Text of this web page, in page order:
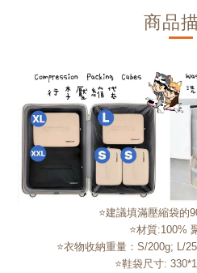
商品
⭐建議填滿壓縮袋的
⭐材質:100%
⭐衣物收納重量：S/200g; L/
⭐鞋袋尺寸: